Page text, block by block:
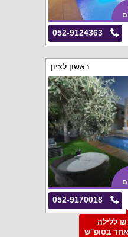
052-9124363
ראשון לציון
052-9170018
החל מ5000 ₪ ללילה
אחד בסופ"ש